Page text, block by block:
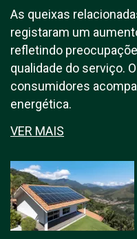
As queixas
registaram um
refletindo
qualidade do serviço.
consumidores
energética.
VER MAIS